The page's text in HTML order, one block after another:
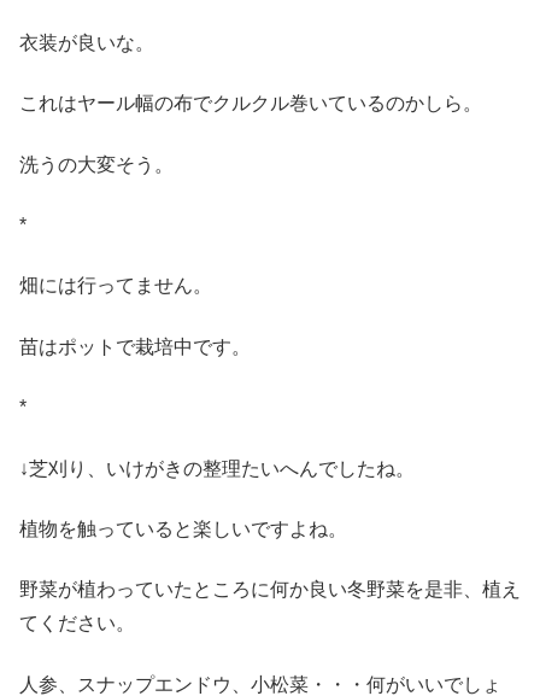
衣装が良いな。
これはヤール幅の布でクルクル巻いているのかしら。
洗うの大変そう。
*
畑には行ってません。
苗はポットで栽培中です。
*
↓芝刈り、いけがきの整理たいへんでしたね。
植物を触っていると楽しいですよね。
野菜が植わっていたところに何か良い冬野菜を是非、植え
てください。
人参、スナップエンドウ、小松菜・・・何がいいでしょ